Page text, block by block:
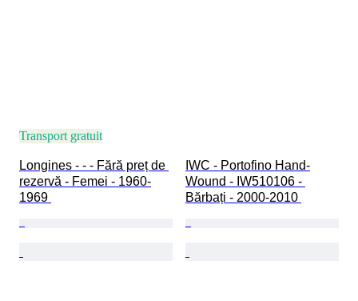
Transport gratuit
Longines - - - Fără preț de
rezervă - Femei - 1960-
1969
IWC - Portofino Hand-
Wound - IW510106 -
Bărbați - 2000-2010